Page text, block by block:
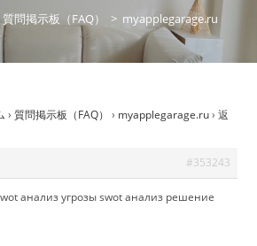
質問掲示板（FAQ） > myapplegarage.ru
› 質問掲示板（FAQ） › myapplegarage.ru › 返
#353243
анализ угрозыswot анализ решение